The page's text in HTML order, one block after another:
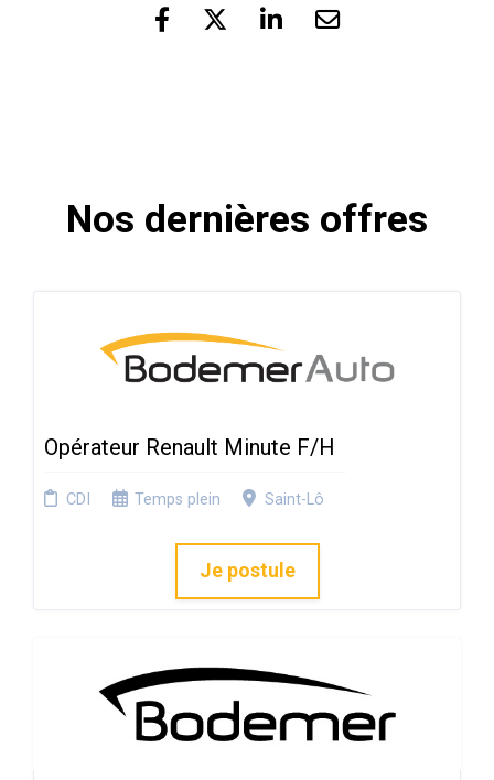
Nos dernières offres
Opérateur Renault Minute F/H
CDI Temps plein Saint-Lô
Je postule